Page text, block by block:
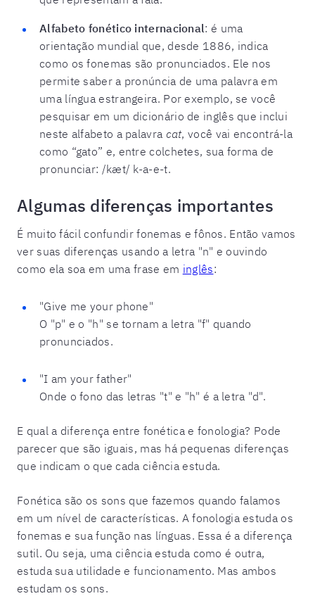
Alfabeto fonético internacional: é uma
orientação mundial que, desde 1886, indica
como os fonemas são pronunciados. Ele nos
permite saber a pronúncia de uma palavra em
uma língua estrangeira. Por exemplo, se você
pesquisar em um dicionário de inglês que inclui
neste alfabeto a palavra cat, você vai encontrá-la
como “gato” e, entre colchetes, sua forma de
pronunciar: /kæt/ k-a-e-t.
Algumas diferenças importantes
É muito fácil confundir fonemas e fônos. Então vamos
ver suas diferenças usando a letra "n" e ouvindo
como ela soa em uma frase em inglês:
"Give me your phone"
O "p" e o "h" se tornam a letra "f" quando
pronunciados.
"I am your father"
Onde o fono das letras "t" e "h" é a letra "d".
E qual a diferença entre fonética e fonologia? Pode
parecer que são iguais, mas há pequenas diferenças
que indicam o que cada ciência estuda.
Fonética são os sons que fazemos quando falamos
em um nível de características. A fonologia estuda os
fonemas e sua função nas línguas. Essa é a diferença
sutil. Ou seja, uma ciência estuda como é outra,
estuda sua utilidade e funcionamento. Mas ambos
estudam os sons.